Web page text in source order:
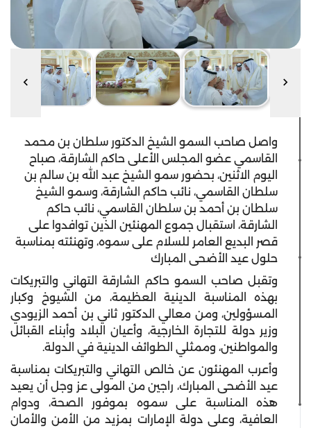
واصل صاحب السمو الشيخ الدكتور سلطان بن محمد
القاسمي عضو المجلس الأعلى حاكم الشارقة، صباح
اليوم الاثنين، بحضور سمو الشيخ عبد الله بن سالم بن
سلطان القاسمي، نائب حاكم الشارقة، وسمو الشيخ
سلطان بن أحمد بن سلطان القاسمي، نائب حاكم
الشارقة، استقبال جموع المهنئين الذين توافدوا على
قصر البديع العامر للسلام على سموه، وتهنئته بمناسبة
حلول عيد الأضحى المبارك
وتقبل صاحب السمو حاكم الشارقة التهاني والتبريكات
بهذه المناسبة الدينية العظيمة، من الشيوخ وكبار
المسؤولين، ومن معالي الدكتور ثاني بن أحمد الزيودي
وزير دولة للتجارة الخارجية، وأعيان البلاد وأبناء القبائل
والمواطنين، وممثلي الطوائف الدينية في الدولة.
وأعرب المهنئون عن خالص التهاني والتبريكات بمناسبة
عيد الأضحى المبارك، راجين من المولى عز وجل أن يعيد
هذه المناسبة على سموه بموفور الصحة، ودوام
العافية، وعلى دولة الإمارات بمزيد من الأمن والأمان